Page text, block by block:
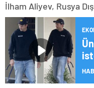
İlham Aliyev, Rusya